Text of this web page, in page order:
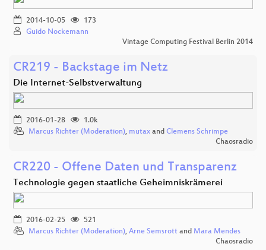
2014-10-05
173
Guido Nockemann
Vintage Computing Festival Berlin 2014
CR219 - Backstage im Netz
Die Internet-Selbstverwaltung
2016-01-28
1.0k
Marcus Richter (Moderation), mutax and Clemens Schrimpe
Chaosradio
CR220 - Offene Daten und Transparenz
Technologie gegen staatliche Geheimniskrämerei
2016-02-25
521
Marcus Richter (Moderation), Arne Semsrott and Mara Mendes
Chaosradio